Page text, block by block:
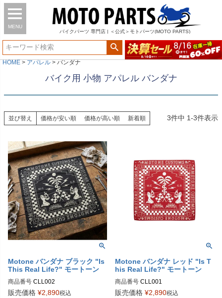
MENU
バイク パーツ 専門店 | ＜公式＞モトパーツ(MOTO PARTS)
HOME アパレル バンダナ
バイク用 小物 アパレル バンダナ
並び替え 価格が安い順 価格が高い順 新着順 3件中 1-3件表示
Motone バンダナ ブラック "Is
This Real Life?" モートーン
商品番号 CLL002
販売価格 ¥2,890税込
Motone バンダナ レッド "Is T
his Real Life?" モートーン
商品番号 CLL001
販売価格 ¥2,890税込